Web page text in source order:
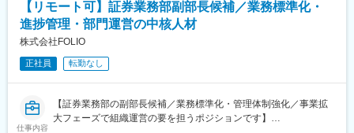
・DB: MySQL, Redis, DynamoDB, Redshift, Athena, BigQuery
・テストツール: GitLab CI, BrowserStack
・デプロイ: Docker, CodePipeline, fastlane
・分析ツール: Redash, Data Studio, Adjust, PowerBI
・モニタリング: CloudWatch, Mackerel, Elastisearch, Sentry
・アプリケーション: Fargate, AWS Elastic Beanstalk, Lambda
【リモート可】証券業務部副部長候補／業務標準化・
進捗管理・部門運営の中核人材
株式会社FOLIO
正社員 転勤なし
仕事内容
【証券業務部の副部長候補／業務標準化・管理体制強化／事業拡
大フェーズで組織運営の要を担うポジションです】